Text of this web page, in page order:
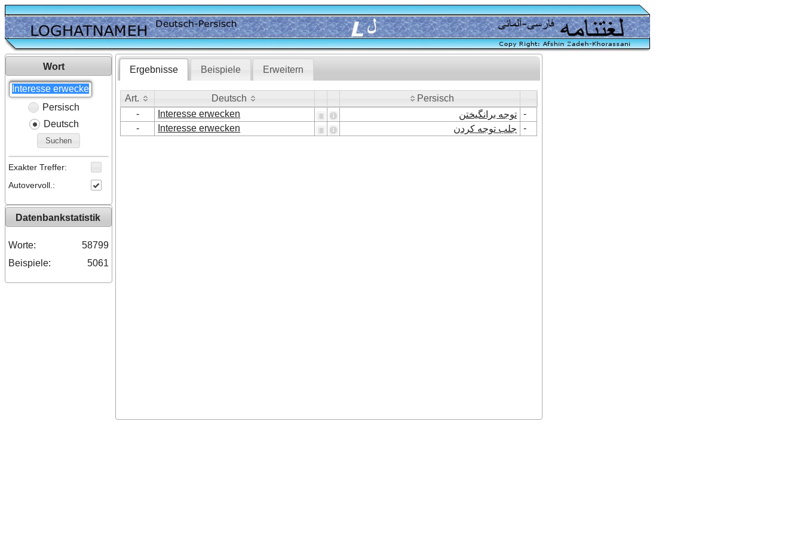
Wort
Persisch
Deutsch
Suchen
Exakter Treffer:
Autovervoll.:
Datenbankstatistik
Worte:
58799
Beispiele:
5061
Ergebnisse Beispiele Erweitern
Art. Deutsch
Persisch
Art.
Deutsch
- Interesse erwecken توجه برانگیختن
-
-
Interesse erwecken جلب توجه کردن -